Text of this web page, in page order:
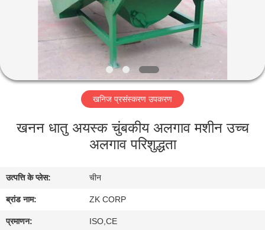
वीआर
शो
हमारे
कारखाना
भ्रमण
खनिज प्रसंस्करण उपकरण
खनन धातु अयस्क चुंबकीय अलगाव मशीन उच्च
अलगाव परिशुद्धता
उत्पत्ति के प्लेस: चीन
ब्रांड नाम: ZK CORP
प्रमाणन: ISO,CE